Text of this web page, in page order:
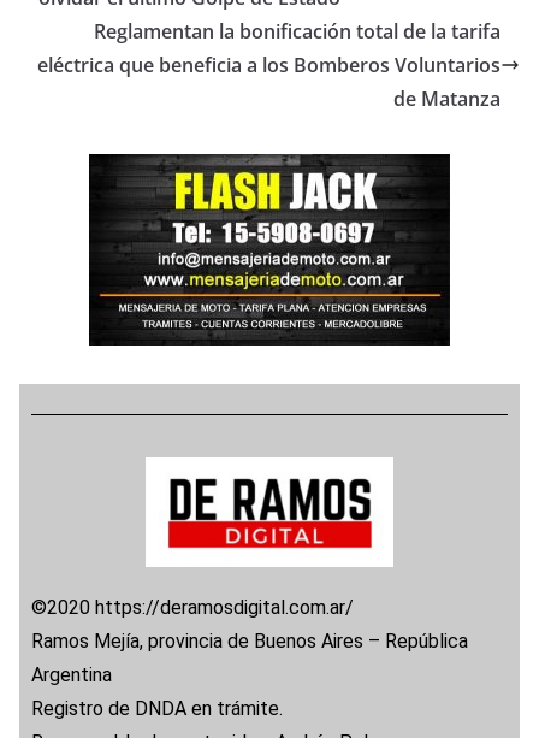
Reglamentan la bonificación total de la tarifa
eléctrica que beneficia a los Bomberos Voluntarios
de Matanza
©2020 https://deramosdigital.com.ar/
Ramos Mejía, provincia de Buenos Aires – República
Argentina
Registro de DNDA en trámite.